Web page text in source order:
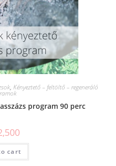
, Kényeztető – feltöltő – regeneráló
program 90 perc
cart